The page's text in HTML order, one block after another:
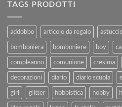
Rimborso
2025
TAGS PRODOTTI
addobbo articolo da regalo
bomboniera bomboniere boy
compleanno comunione cresima
decorazioni diario diario scuola
girl glitter hobbistica hobby